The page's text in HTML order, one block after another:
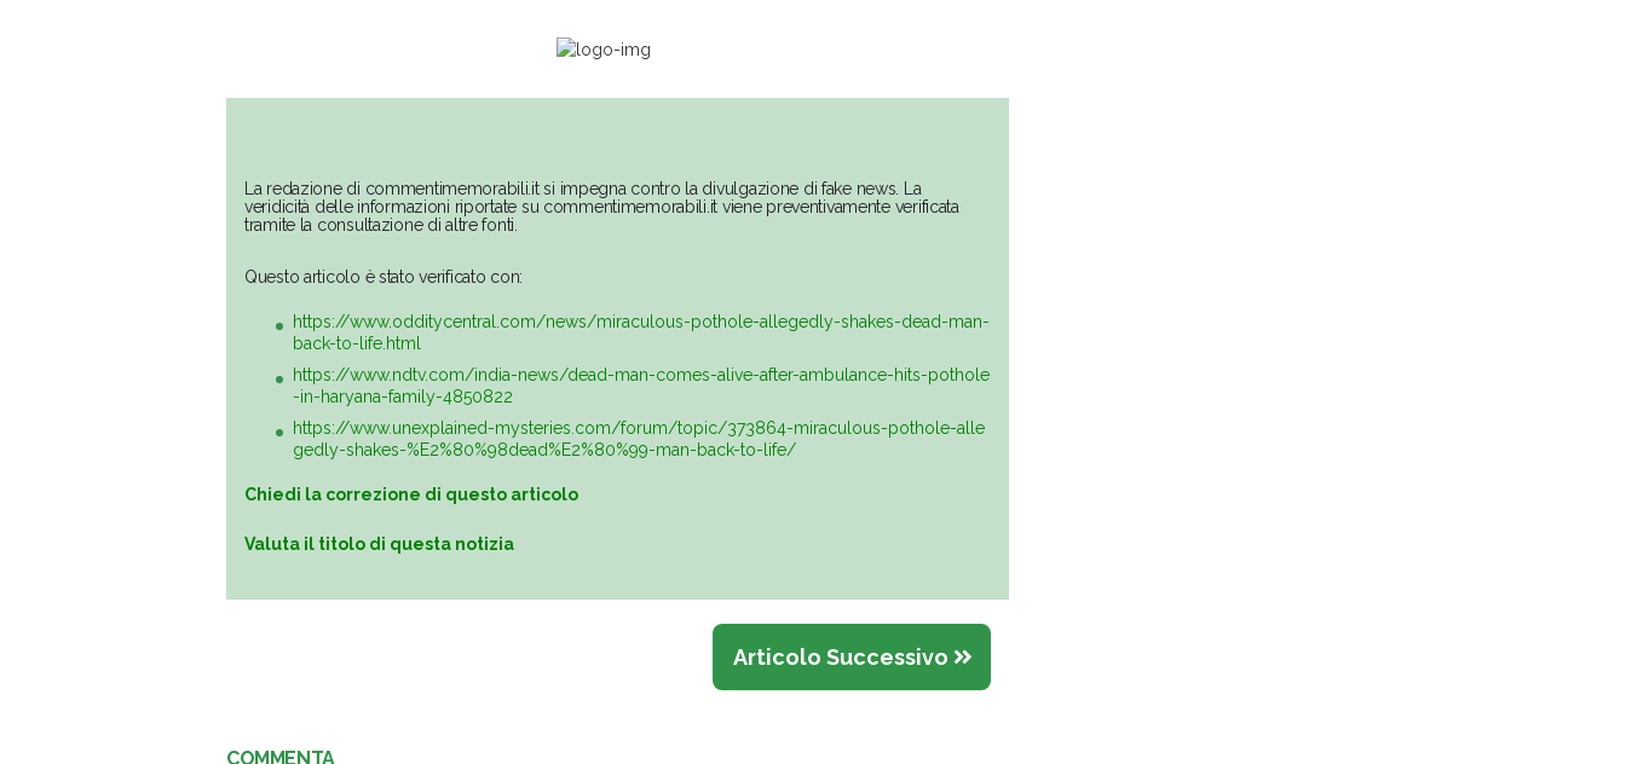
La redazione di commentimemorabili.it si impegna contro la divulgazione di fake news. La
veridicità delle informazioni riportate su commentimemorabili.it viene preventivamente verificata
tramite la consultazione di altre fonti.
Questo articolo è stato verificato con:
https://www.odditycentral.com/news/miraculous-pothole-allegedly-shakes-dead-man-
back-to-life.html
https://www.ndtv.com/india-news/dead-man-comes-alive-after-ambulance-hits-pothole
-in-haryana-family-4850822
https://www.unexplained-mysteries.com/forum/topic/373864-miraculous-pothole-alle
gedly-shakes-%E2%80%98dead%E2%80%99-man-back-to-life/
Chiedi la correzione di questo articolo
Valuta il titolo di questa notizia
Articolo Successivo
COMMENTA